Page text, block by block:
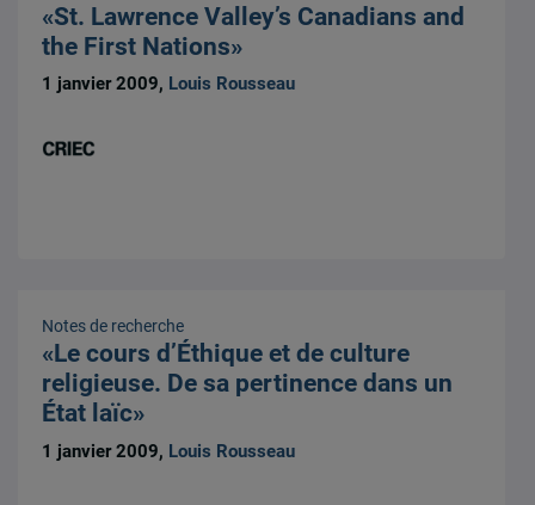
«St. Lawrence Valley’s Canadians and
the First Nations»
1 janvier 2009, Louis Rousseau
Notes de recherche
«Le cours d’Éthique et de culture
religieuse. De sa pertinence dans un
État laïc»
1 janvier 2009, Louis Rousseau